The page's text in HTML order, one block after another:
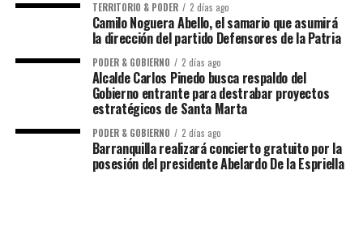
TERRITORIO & PODER 2 días ago
Camilo Noguera Abello, el samario que asumirá
la dirección del partido Defensores de la Patria
PODER & GOBIERNO 2 días ago
Alcalde Carlos Pinedo busca respaldo del
Gobierno entrante para destrabar proyectos
estratégicos de Santa Marta
PODER & GOBIERNO 2 días ago
Barranquilla realizará concierto gratuito por la
posesión del presidente Abelardo De la Espriella